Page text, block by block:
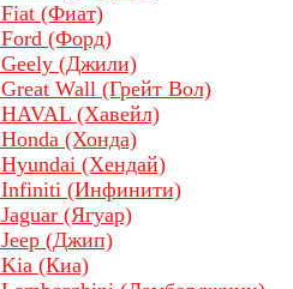
(Фиат)
(Форд)
(Джили)
Wall (Грейт Вол)
(Хавейл)
(Хонда)
(Хендай)
(Инфинити)
(Ягуар)
(Джип)
(Киа)